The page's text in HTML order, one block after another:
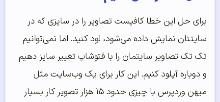
برای حل این خطا کافیست تصاویر را در سایزی که در
سایتتان نمایش داده می‌شود، لود کنید. اما نمی‌توانیم
تک تک تصاویر سایتمان را با فتوشاپ تغییر سایز دهیم
و دوباره آپلود کنیم. این کار برای یک وب‌سایت مثل
میهن وردپرس با چیزی حدود ۱۵ هزار تصویر کار بسیار